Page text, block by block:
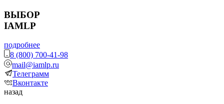
ВЫБОР
IAMLP
подробнее
8 (800) 700-41-98
mail@iamlp.ru
Телеграмм
Вконтакте
назад